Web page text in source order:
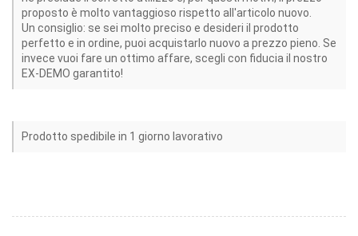
proposto è molto vantaggioso rispetto all'articolo nuovo.
Un consiglio: se sei molto preciso e desideri il prodotto
perfetto e in ordine, puoi acquistarlo nuovo a prezzo pieno. Se
invece vuoi fare un ottimo affare, scegli con fiducia il nostro
EX-DEMO garantito!
Prodotto spedibile in 1 giorno lavorativo